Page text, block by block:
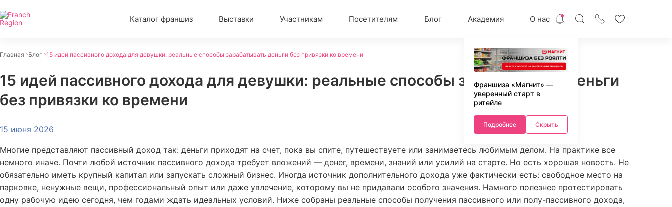
Каталог франшиз Выставки Участникам Посетителям Блог Академия О нас
Франшиза «Магнит» —
уверенный старт в
ритейле
Подробнее Скрыть
Главная Блог 15 идей пассивного дохода для девушки: реальные способы зарабатывать деньги без привязки ко времени
15 идей пассивного дохода для девушки: реальные способы зарабатывать деньги
без привязки ко времени
15 июня 2026
Многие представляют пассивный доход так: деньги приходят на счет, пока вы спите, путешествуете или занимаетесь любимым делом. На практике все
немного иначе. Почти любой источник пассивного дохода требует вложений — денег, времени, знаний или усилий на старте. Но есть хорошая новость. Не
обязательно иметь крупный капитал или запускать сложный бизнес. Иногда источник дополнительного дохода уже фактически есть: свободное место на
парковке, ненужные вещи, профессиональный опыт или даже увлечение, которому вы не придавали особого значения. Намного полезнее протестировать
одну рабочую идею сегодня, чем годами ждать идеальных условий. Ниже собраны реальные способы получения пассивного или полу-пассивного дохода,